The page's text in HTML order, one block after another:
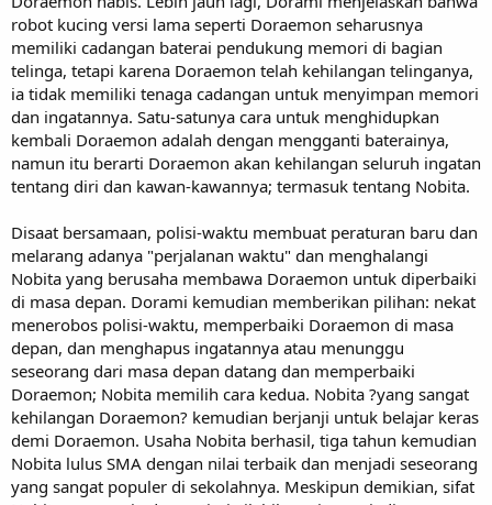
robot kucing versi lama seperti Doraemon seharusnya
memiliki cadangan baterai pendukung memori di bagian
telinga, tetapi karena Doraemon telah kehilangan telinganya,
ia tidak memiliki tenaga cadangan untuk menyimpan memori
dan ingatannya. Satu-satunya cara untuk menghidupkan
kembali Doraemon adalah dengan mengganti baterainya,
namun itu berarti Doraemon akan kehilangan seluruh ingatan
tentang diri dan kawan-kawannya; termasuk tentang Nobita.
Disaat bersamaan, polisi-waktu membuat peraturan baru dan
melarang adanya "perjalanan waktu" dan menghalangi
Nobita yang berusaha membawa Doraemon untuk diperbaiki
di masa depan. Dorami kemudian memberikan pilihan: nekat
menerobos polisi-waktu, memperbaiki Doraemon di masa
depan, dan menghapus ingatannya atau menunggu
seseorang dari masa depan datang dan memperbaiki
Doraemon; Nobita memilih cara kedua. Nobita ?yang sangat
kehilangan Doraemon? kemudian berjanji untuk belajar keras
demi Doraemon. Usaha Nobita berhasil, tiga tahun kemudian
Nobita lulus SMA dengan nilai terbaik dan menjadi seseorang
yang sangat populer di sekolahnya. Meskipun demikian, sifat